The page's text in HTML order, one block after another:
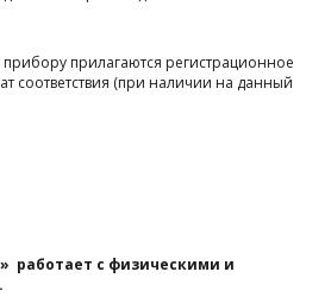
прилагаются регистрационное
соответствия (при наличии на данный
работает с физическими и